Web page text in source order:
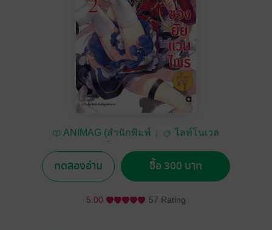
ANIMAG (สำนักพิมพ์
ไลท์โนเวล
ทดลองอ่าน ซื้อ 300 บาท
5.00 57 Rating